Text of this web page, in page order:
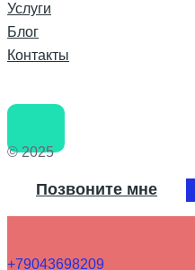
Услуги
Блог
Контакты
© 2025
Позвоните мне
+79043698209